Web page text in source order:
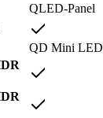
QLED-Panel
QD Mini LED